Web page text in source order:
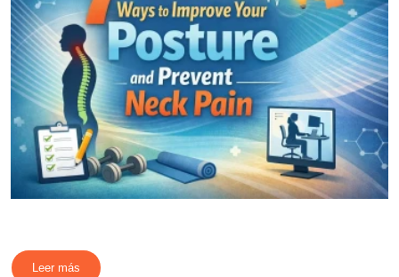
Leer más